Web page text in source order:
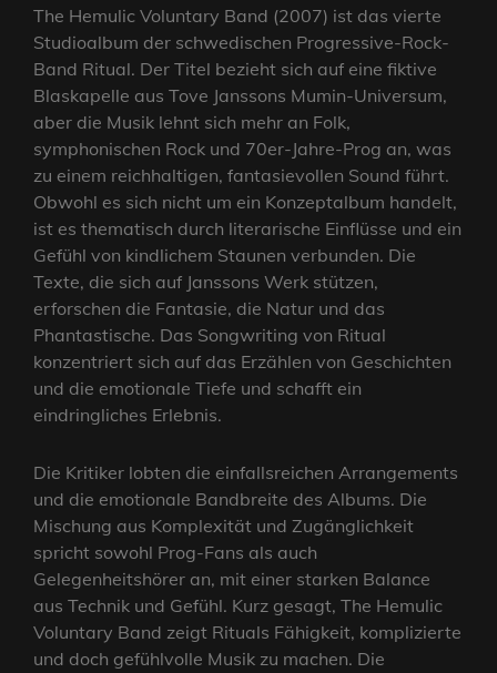
The Hemulic Voluntary Band (2007) ist das vierte
Studioalbum der schwedischen Progressive-Rock-
Band Ritual. Der Titel bezieht sich auf eine fiktive
Blaskapelle aus Tove Janssons Mumin-Universum,
aber die Musik lehnt sich mehr an Folk,
symphonischen Rock und 70er-Jahre-Prog an, was
zu einem reichhaltigen, fantasievollen Sound führt.
Obwohl es sich nicht um ein Konzeptalbum handelt,
ist es thematisch durch literarische Einflüsse und ein
Gefühl von kindlichem Staunen verbunden. Die
Texte, die sich auf Janssons Werk stützen,
erforschen die Fantasie, die Natur und das
Phantastische. Das Songwriting von Ritual
konzentriert sich auf das Erzählen von Geschichten
und die emotionale Tiefe und schafft ein
eindringliches Erlebnis.
Die Kritiker lobten die einfallsreichen Arrangements
und die emotionale Bandbreite des Albums. Die
Mischung aus Komplexität und Zugänglichkeit
spricht sowohl Prog-Fans als auch
Gelegenheitshörer an, mit einer starken Balance
aus Technik und Gefühl. Kurz gesagt, The Hemulic
Voluntary Band zeigt Rituals Fähigkeit, komplizierte
und doch gefühlvolle Musik zu machen. Die